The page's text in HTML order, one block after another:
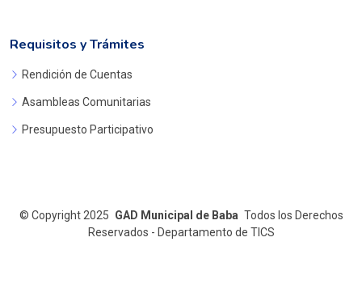
Requisitos y Trámites
Rendición de Cuentas
Asambleas Comunitarias
Presupuesto Participativo
© Copyright 2025 GAD Municipal de Baba Todos los Derechos
Reservados - Departamento de TICS